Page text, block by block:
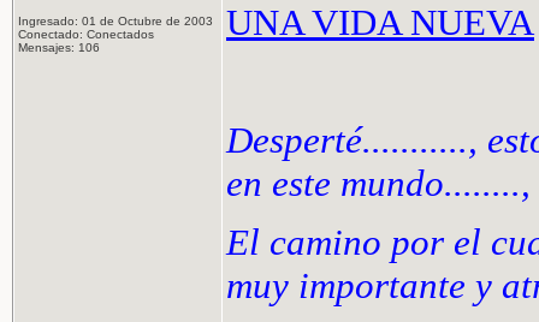
Ingresado: 01 de Octubre de 2003
Conectado: Conectados
Mensajes: 106
UNA VIDA NUEVA
Desperté...........,
en este
El camino por el
muy importante y